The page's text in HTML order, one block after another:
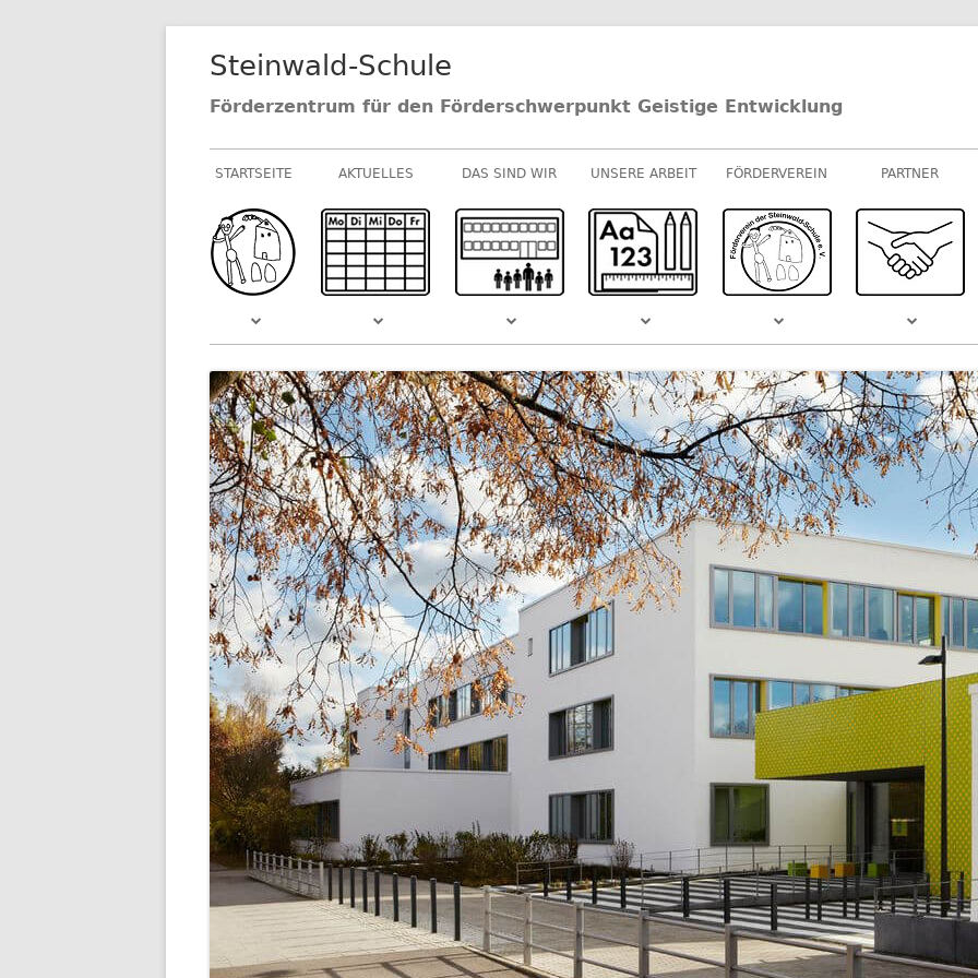
Steinwald-Schule
Förderzentrum für den Förderschwerpunkt Geistige Entwicklung
Primäres
Menü
STARTSEITE AKTUELLES
NEUIGKEITEN AUS DEM
SCHULLEBEN
TERMINE IM SCHULJAHR
DAS SIND WIR
SCHULVIDEO
SCHULLEITUNG
SEKRETARIAT
KOLLEGIUM
UNSERE ARBEIT
M-STUFEN
MUSIK
SPORT
SCHULGARTEN
WEITERE
ARBEITSGEMEINSCHAFTEN
UNTERSTÜTZTE KOMMUNIKATION
FÖRDERVEREIN PARTNER
SPONSOREN